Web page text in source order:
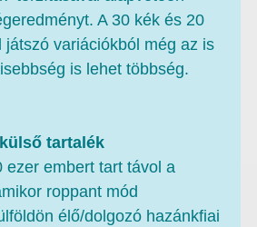
A 30 kék és 20
játszó variációkból még az is
is lehet többség.
tartalék
ezer embert tart távol a
roppant mód
élő/dolgozó hazánkfiai